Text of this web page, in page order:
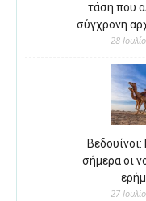
τάση που
σύγχρονη
28
σήμερα οι
27